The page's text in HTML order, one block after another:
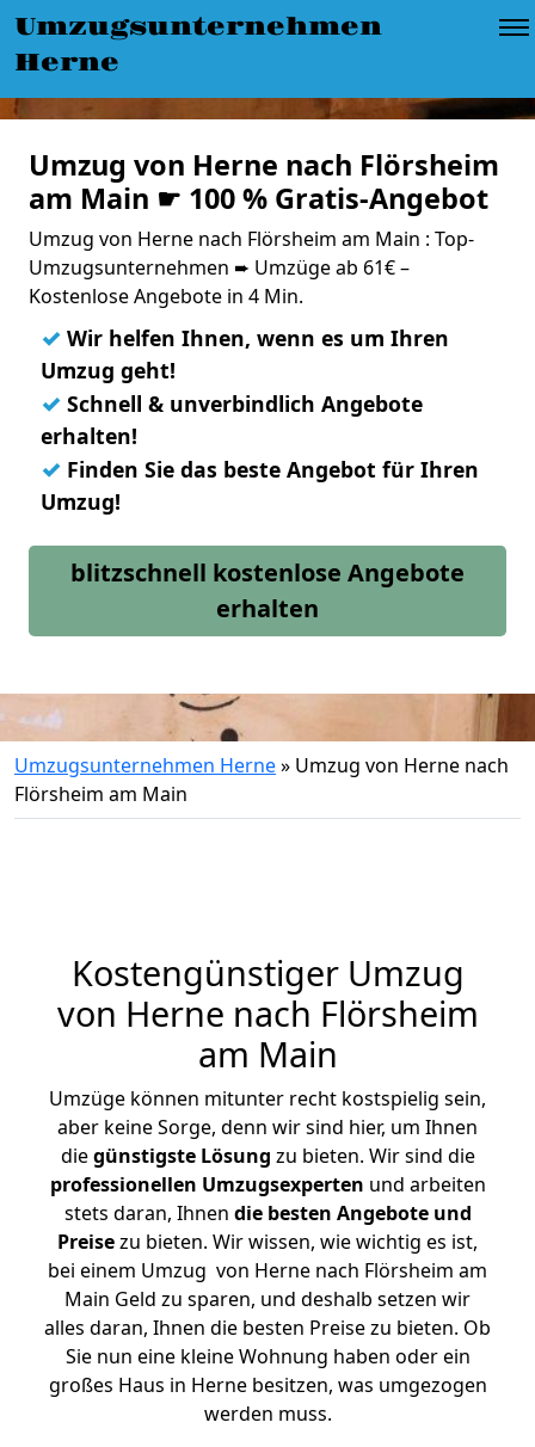
Umzugsunternehmen
Herne
Umzug von Herne nach Flörsheim
am Main ☛ 100 % Gratis-Angebot
Umzug von Herne nach Flörsheim am Main : Top-
Umzugsunternehmen ➨ Umzüge ab 61€ –
Kostenlose Angebote in 4 Min.
✓ Wir helfen Ihnen, wenn es um Ihren
Umzug geht!
✓ Schnell & unverbindlich Angebote
erhalten!
✓ Finden Sie das beste Angebot für Ihren
Umzug!
blitzschnell kostenlose Angebote
erhalten
Umzugsunternehmen Herne» Umzug von Herne nach
Flörsheim am Main
Kostengünstiger Umzug
von Herne nach Flörsheim
am Main
Umzüge können mitunter recht kostspielig sein,
aber keine Sorge, denn wir sind hier, um Ihnen
diegünstigste Lösung zu bieten. Wir sind die
professionellen Umzugsexperten und arbeiten
stets daran, Ihnen die besten Angebote und
Preisezu bieten. Wir wissen, wie wichtig es ist,
bei einem Umzug von Herne nach Flörsheim am
Main Geld zu sparen, und deshalb setzen wir
alles daran, Ihnen die besten Preise zu bieten. Ob
Sie nun eine kleine Wohnung haben oder ein
großes Haus in Herne besitzen, was umgezogen
werden muss.